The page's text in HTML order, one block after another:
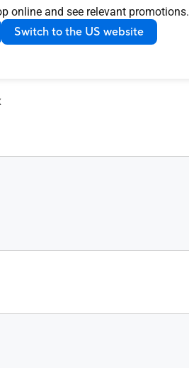
online and see relevant promotions.
Switch to the US website
P)